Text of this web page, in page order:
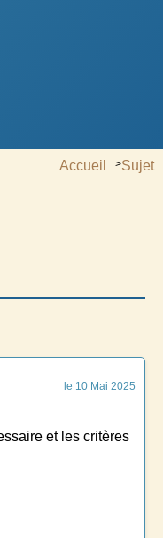
Accueil >Sujet
le 10 Mai 2025
et les critères